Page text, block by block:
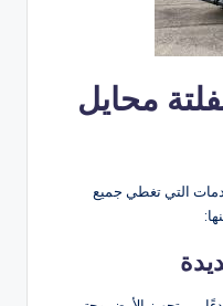
محايل
التي تغطي جميع